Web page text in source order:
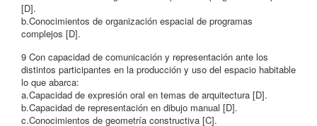
[D].
b.Conocimientos de organización espacial de programas
complejos [D].
9 Con capacidad de comunicación y representación ante los
distintos participantes en la producción y uso del espacio habitable
lo que abarca:
a.Capacidad de expresión oral en temas de arquitectura [D].
b.Capacidad de representación en dibujo manual [D].
c.Conocimientos de geometría constructiva [C].